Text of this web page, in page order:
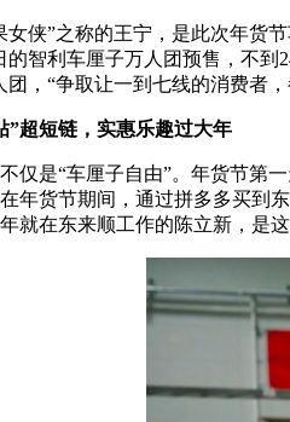
女侠”之称的王宁，是此次年货
的智利车厘子万人团预售，不
团，“争取让一到七线的消费者，
”超短链，实惠乐趣过大年
仅是“车厘子自由”。年货节第
年货节期间，通过拼多多买到
就在东来顺工作的陈立新，是